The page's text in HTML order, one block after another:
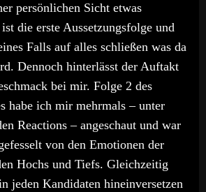
persönlichen Sicht etwas
die erste Aussetzungsfolge und
Falls auf alles schließen was da
Dennoch hinterlässt der Auftakt
bei mir. Folge 2 des
habe ich mir mehrmals – unter
Reactions – angeschaut und war
von den Emotionen der
Hochs und Tiefs. Gleichzeitig
jeden Kandidaten hineinversetzen